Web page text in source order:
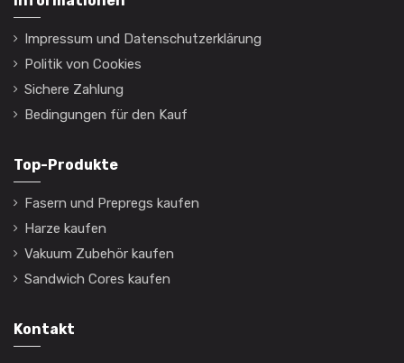
Impressum und Datenschutzerklärung
Politik von Cookies
Sichere Zahlung
Bedingungen für den Kauf
Top-Produkte
Fasern und Prepregs kaufen
Harze kaufen
Vakuum Zubehör kaufen
Sandwich Cores kaufen
Kontakt